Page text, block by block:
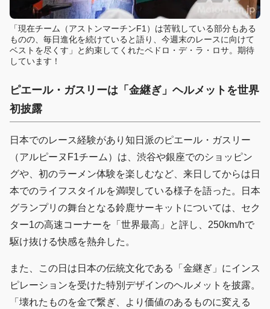
「現在チーム（アストンマーチンF1）は苦戦している部分もある
ものの、毎日進化を続けていると語り、今週末のレースに向けて
ベストを尽くす」と約束してくれたペドロ・デ・ラ・ロサ。期待
しています！
ピエール・ガスリーは「金継ぎ」ヘルメット を世界
初披露
日本でのレース経験があり知日派のピエール・ガスリー
（アルピーヌF1チーム）は、渋谷や銀座でのショッピン
グや、初のラーメン体験を楽しむなど、来日してからは日
本でのライフスタイルを満喫している様子を語った。日本
グランプリの舞台となる鈴鹿サーキットについては、セク
ター1の高速コーナーを「世界最高」と評し、250km/hで
駆け抜ける快感を熱弁した。
また、この日は日本の伝統文化である「金継ぎ」にインス
ピレーションを受けた特別デザインのヘルメットを披露。
「壊れたものを金で繋ぎ、より価値のあるものに変える